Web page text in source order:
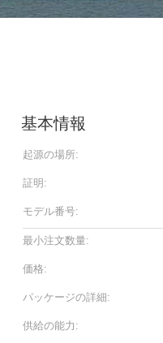
基本情報
起源の場所:
証明:
モデル番号:
最小注文数量:
価格:
パッケージの詳細:
供給の能力: